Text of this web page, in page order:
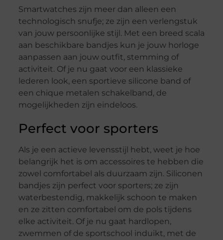
Smartwatches zijn meer dan alleen een
technologisch snufje; ze zijn een verlengstuk
van jouw persoonlijke stijl. Met een breed scala
aan beschikbare bandjes kun je jouw horloge
aanpassen aan jouw outfit, stemming of
activiteit. Of je nu gaat voor een klassieke
lederen look, een sportieve silicone band of
een chique metalen schakelband, de
mogelijkheden zijn eindeloos.
Perfect voor sporters
Als je een actieve levensstijl hebt, weet je hoe
belangrijk het is om accessoires te hebben die
zowel comfortabel als duurzaam zijn. Siliconen
bandjes zijn perfect voor sporters; ze zijn
waterbestendig, makkelijk schoon te maken
en ze zitten comfortabel om de pols tijdens
elke activiteit. Of je nu gaat hardlopen,
zwemmen of de sportschool induikt, met de